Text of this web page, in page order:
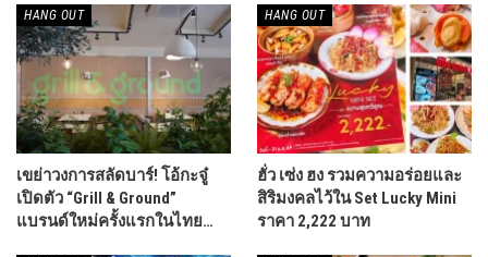
HANG OUT
เขย่าวงการสลัดบาร์! โอ้กะจู๋
เปิดตัว “Grill & Ground”
แบรนด์ใหม่ครั้งแรกในไทย…
HANG OUT
ฮั่ว เซ่ง ฮง รวมความอร่อยและ
สิริมงคลไว้ใน Set Lucky Mini
ราคา 2,222 บาท